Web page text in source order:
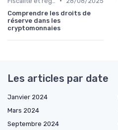
Comprendre les droits de
réserve dans les
cryptomonnaies
Les articles par date
Janvier 2024
Mars 2024
Septembre 2024